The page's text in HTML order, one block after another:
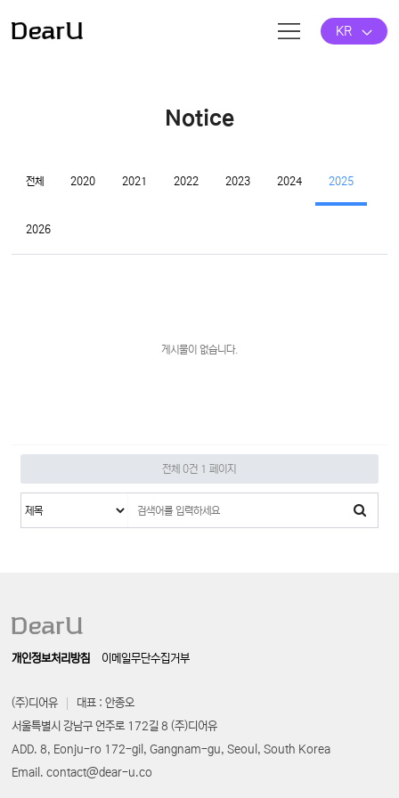
KR
Notice
전체 2020 2021 2022 2023 2024 2025
2026
게시물이 없습니다.
전체 0건 1 페이지
개인정보처리방침 이메일무단수집거부
(주)디어유
대표 : 안종오
서울특별시 강남구 언주로 172길 8 (주)디어유
ADD. 8, Eonju-ro 172-gil, Gangnam-gu, Seoul, South Korea
Email. contact@dear-u.co